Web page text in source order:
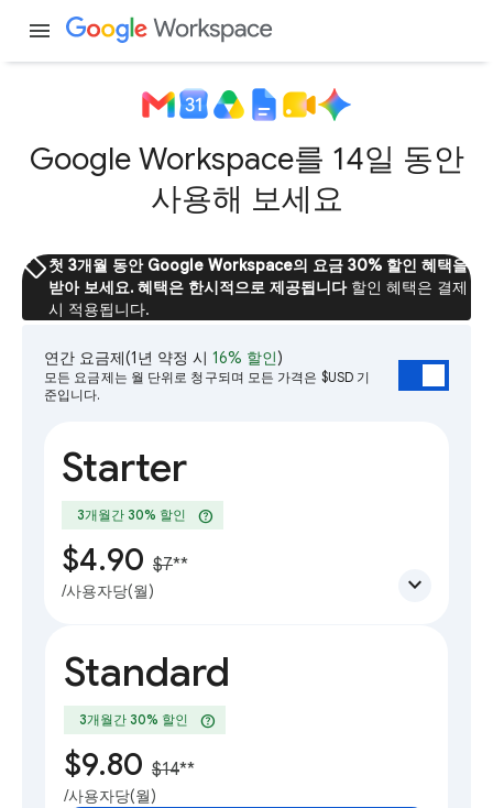
menu
Google Workspace를 14일 동안
사용해 보세요
sell첫 3개월 동안 Google Workspace의 요금 30% 할인 혜택을
받아 보세요. 혜택은 한시적으로 제공됩니다 할인 혜택은 결제
시 적용됩니다.
연간 요금제(1년 약정 시 16% 할인)
모든 요금제는 월 단위로 청구되며 모든 가격은 $USD 기
준입니다.
Starter
3개월간 30% 할인 help
$4.90 $7**
/사용자당(월) expand_more
Standard
3개월간 30% 할인 help
$9.80 $14**
/사용자당(월)